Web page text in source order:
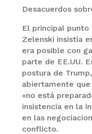
Desacuerdos
El principal punto
Zelenski insistía
era posible con
parte de EE.UU.
postura de
abiertamente
«no está
insistencia en la
en las
conflicto.